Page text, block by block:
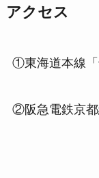
アクセス
①東海道本線「
②阪急電鉄京都